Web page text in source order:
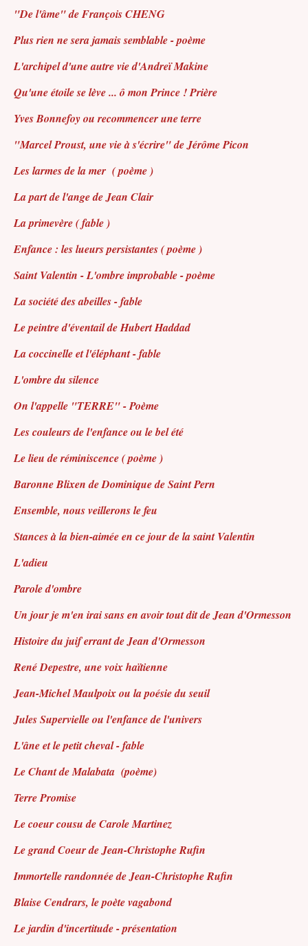
"De l'âme" de François CHENG
Plus rien ne sera jamais semblable - poème
L'archipel d'une autre vie d'Andreï Makine
Qu'une étoile se lève ... ô mon Prince ! Prière
Yves Bonnefoy ou recommencer une terre
"Marcel Proust, une vie à s'écrire" de Jérôme Picon
Les larmes de la mer ( poème )
La part de l'ange de Jean Clair
La primevère ( fable )
Enfance : les lueurs persistantes ( poème )
Saint Valentin - L'ombre improbable - poème
La société des abeilles - fable
Le peintre d'éventail de Hubert Haddad
La coccinelle et l'éléphant - fable
L'ombre du silence
On l'appelle "TERRE" - Poème
Les couleurs de l'enfance ou le bel été
Le lieu de réminiscence ( poème )
Baronne Blixen de Dominique de Saint Pern
Ensemble, nous veillerons le feu
Stances à la bien-aimée en ce jour de la saint Valentin
L'adieu
Parole d'ombre
Un jour je m'en irai sans en avoir tout dit de Jean d'Ormesson
Histoire du juif errant de Jean d'Ormesson
René Depestre, une voix haïtienne
Jean-Michel Maulpoix ou la poésie du seuil
Jules Supervielle ou l'enfance de l'univers
L'âne et le petit cheval - fable
Le Chant de Malabata (poème)
Terre Promise
Le coeur cousu de Carole Martinez
Le grand Coeur de Jean-Christophe Rufin
Immortelle randonnée de Jean-Christophe Rufin
Blaise Cendrars, le poète vagabond
Le jardin d'incertitude - présentation